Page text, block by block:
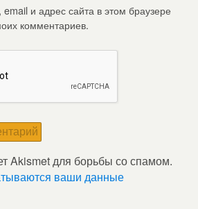
и адрес сайта в этом браузере
комментариев.
Akismet для борьбы со спамом.
ваши данные